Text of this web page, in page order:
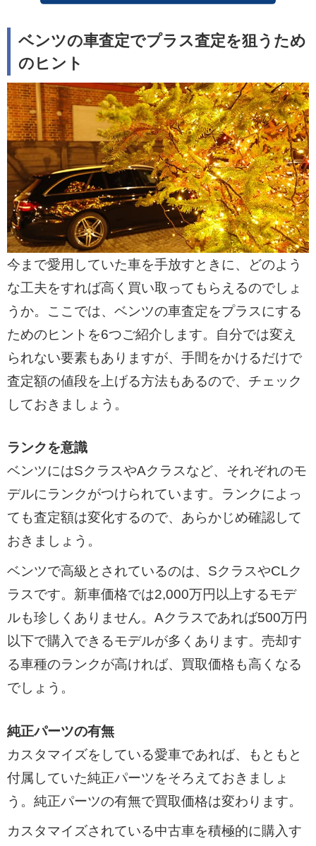
ベンツの車査定でプラス査定を狙うため
のヒント
今まで愛用していた車を手放すときに、どのよう
な工夫をすれば高く買い取ってもらえるのでしょ
うか。ここでは、ベンツの車査定をプラスにする
ためのヒントを6つご紹介します。自分では変え
られない要素もありますが、手間をかけるだけで
査定額の値段を上げる方法もあるので、チェック
しておきましょう。
ランクを意識
ベンツにはSクラスやAクラスなど、それぞれのモ
デルにランクがつけられています。ランクによっ
ても査定額は変化するので、あらかじめ確認して
おきましょう。
ベンツで高級とされているのは、SクラスやCLク
ラスです。新車価格では2,000万円以上するモデ
ルも珍しくありません。Aクラスであれば500万円
以下で購入できるモデルが多くあります。売却す
る車種のランクが高ければ、買取価格も高くなる
でしょう。
純正パーツの有無
カスタマイズをしている愛車であれば、もともと
付属していた純正パーツをそろえておきましょ
う。純正パーツの有無で買取価格は変わります。
カスタマイズされている中古車を積極的に購入す